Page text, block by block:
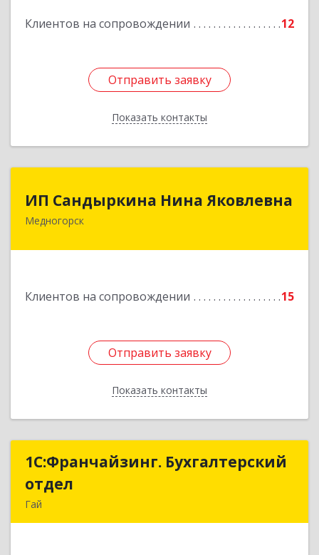
Клиентов на сопровождении 12
Отправить заявку
Показать контакты
Отправить заявку
Назад
ИП Сандыркина Нина Яковлевна
Медногорск
Клиентов на сопровождении 15
Отправить заявку
Показать контакты
462270, Оренбургская обл, Медногорск г,
Отправить заявку
Назад
1С:Франчайзинг. Бухгалтерский
отдел
Гай
1С:Франчайзинг. Бухгалтерский